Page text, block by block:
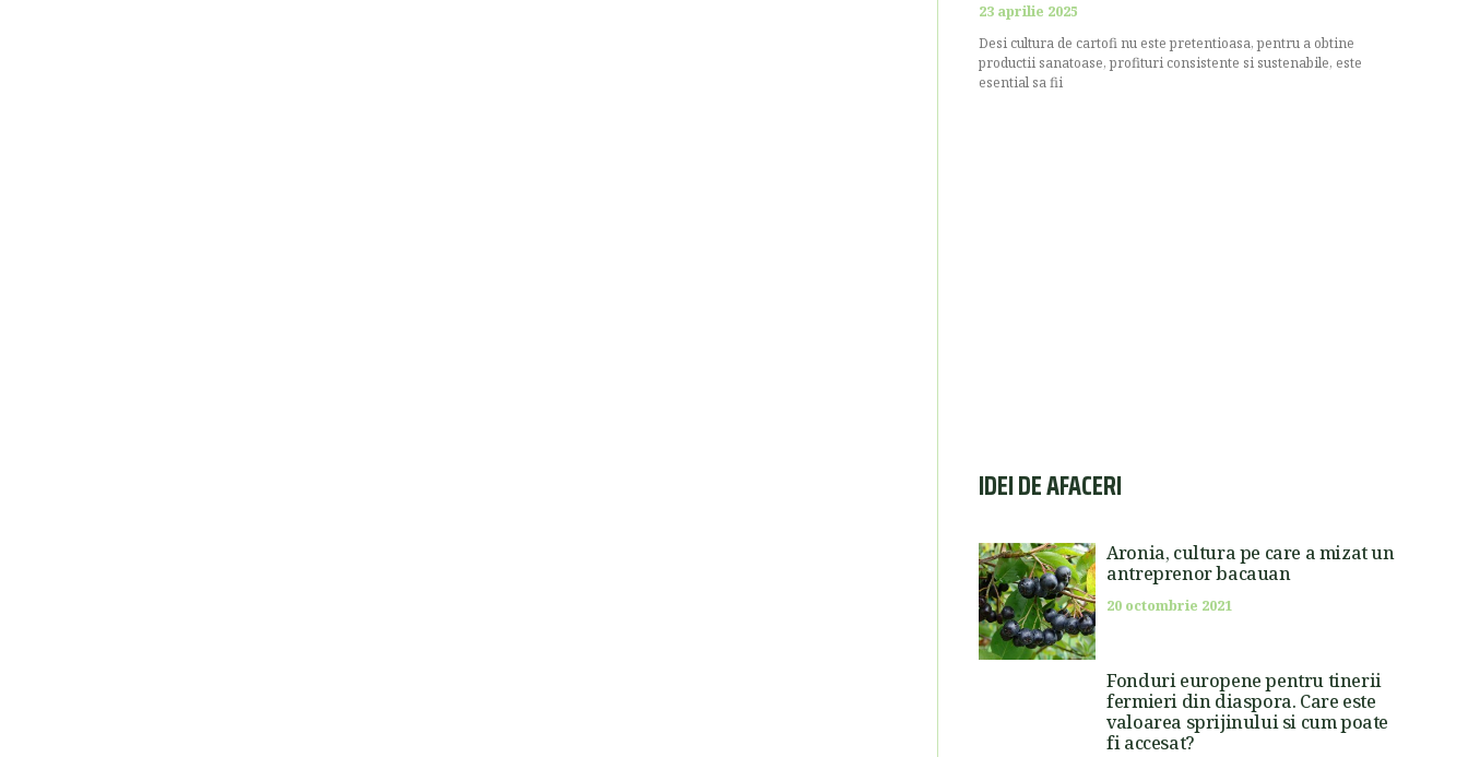
23 aprilie 2025
Desi cultura de cartofi nu este pretentioasa, pentru a obtine
productii sanatoase, profituri consistente si sustenabile, este
esential sa fii
IDEI DE AFACERI
Aronia, cultura pe care a mizat un
antreprenor bacauan
20 octombrie 2021
Fonduri europene pentru tinerii
fermieri din diaspora. Care este
valoarea sprijinului si cum poate
fi accesat?